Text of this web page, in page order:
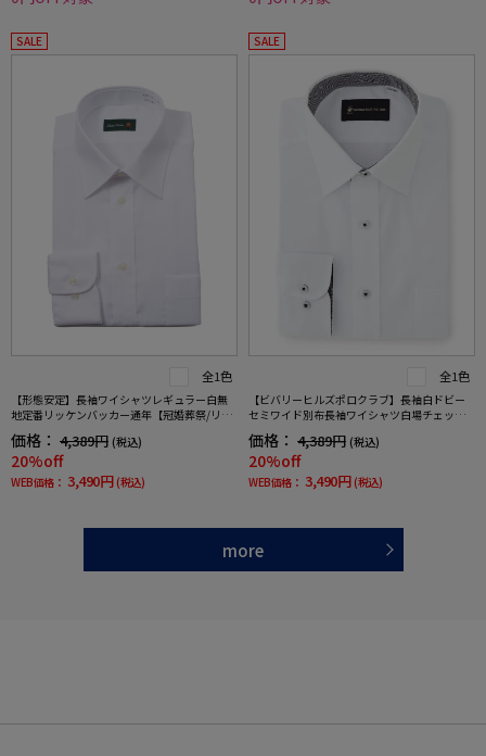
SALE
全1色
【形態安定】長袖ワイシャツレギュラー白無
地定番リッケンバッカー通年【冠婚葬祭/リク
ルート使用可】
価格： 4,389円 (税込)
20%off
WEB価格： 3,490円 (税込)
SALE
全1色
【ビバリーヒルズポロクラブ】長袖白ドビー
セミワイド別布長袖ワイシャツ白場チェック
形態安定ワイシャツ通年
価格： 4,389円 (税込)
20%off
WEB価格： 3,490円 (税込)
more